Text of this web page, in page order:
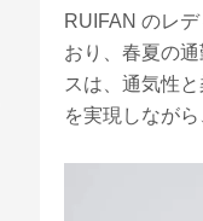
RUIFAN のレ
おり、春夏の
スは、通気性
を実現しなが